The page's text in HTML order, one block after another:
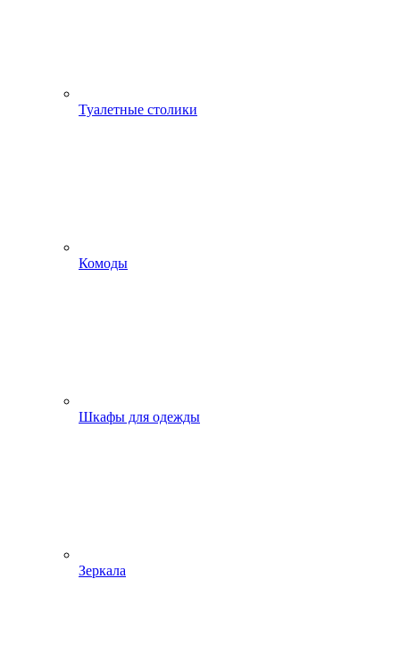
Туалетные столики
Комоды
Шкафы для одежды
Зеркала